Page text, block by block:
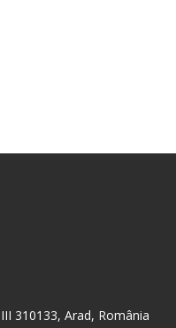
310133, Arad, România